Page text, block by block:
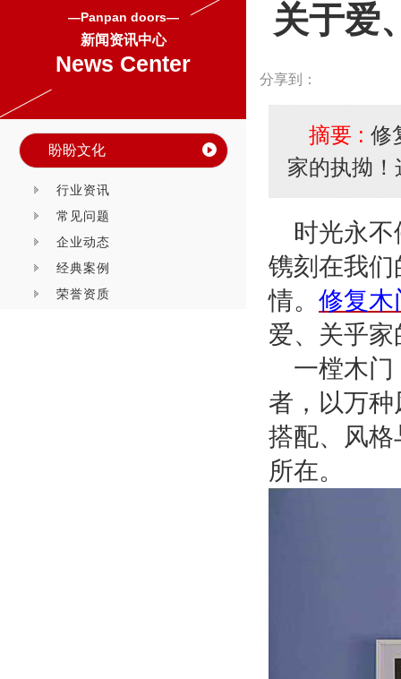
—Panpan doors—
新闻资讯中心
News Center
盼盼文化
行业资讯
常见问题
企业动态
经典案例
荣誉资质
关于爱
分享到：
摘要 : 修
家的执拗
时光永
镌刻在我
情。 修复木
爱、关乎
一樘木
者，以万
搭配、风
所在。